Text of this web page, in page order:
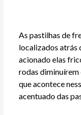
As pastilhas de
localizados atrás
acionado elas
rodas
que acontece
acentuado das